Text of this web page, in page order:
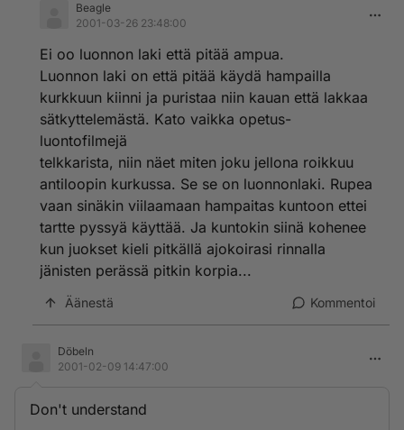
Beagle
2001-03-26 23:48:00
Ei oo luonnon laki että pitää ampua.
Luonnon laki on että pitää käydä hampailla
kurkkuun kiinni ja puristaa niin kauan että lakkaa
sätkyttelemästä. Kato vaikka opetus-
luontofilmejä
telkkarista, niin näet miten joku jellona roikkuu
antiloopin kurkussa. Se se on luonnonlaki. Rupea
vaan sinäkin viilaamaan hampaitas kuntoon ettei
tartte pyssyä käyttää. Ja kuntokin siinä kohenee
kun juokset kieli pitkällä ajokoirasi rinnalla
jänisten perässä pitkin korpia...
Äänestä Kommentoi
Döbeln
2001-02-09 14:47:00
Don't understand